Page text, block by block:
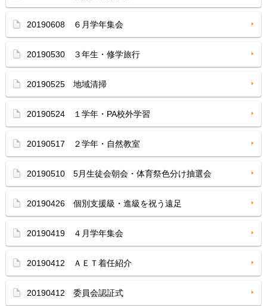
20190608 ６月学年集会
20190530 ３年生・修学旅行
20190525 地域清掃
20190524 １学年・PA校外学習
20190517 ２学年・自然教室
20190510 5月生徒会朝会・体育祭色分け抽選会
20190426 個別支援級・進級を祝う遠足
20190419 ４月学年集会
20190412 ＡＥＴ着任紹介
20190412 委員会認証式